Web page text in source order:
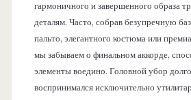
гармоничного и завершенного образа
деталям. Часто, собрав безупречную
пальто, элегантного костюма или
мы забываем о финальном аккорде,
элементы воедино. Головной убор
воспринимался исключительно